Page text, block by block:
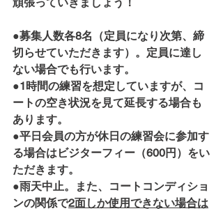
●募集人数各8名（定員になり次第、締
切らせていただきます）。定員に達し
ない場合でも行います。
●1時間の練習を想定していますが、コ
ートの空き状況を見て延長する場合も
あります。
●平日会員の方が休日の練習会に参加す
る場合はビジターフィー（600円）をい
ただきます。
●雨天中止。また、コートコンディショ
ンの関係で2面しか使用できない場合は